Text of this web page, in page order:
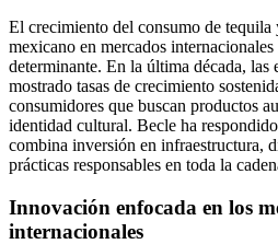
El crecimiento del consumo de tequila
mexicano en mercados
determinante. En la última década, las
mostrado tasas de crecimiento
consumidores que buscan productos
identidad cultural. Becle ha
combina inversión en infraestructura,
prácticas responsables en toda la
Innovación enfocada en los
internacionales